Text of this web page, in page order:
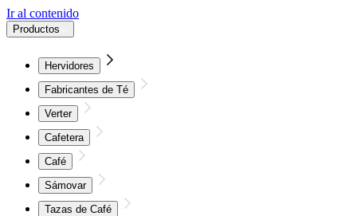
Ir al contenido
Productos
Hervidores
Fabricantes de Té
Verter
Cafetera
Café
Sámovar
Tazas de Café